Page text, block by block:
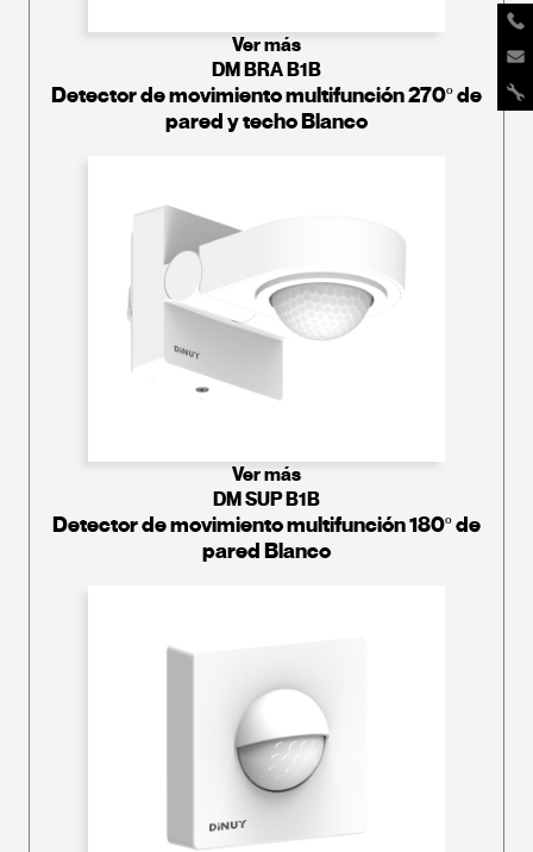
Ver más
DM BRA B1B
Detector de movimiento multifunción 270º de
pared y techo Blanco
Ver más
DM SUP B1B
Detector de movimiento multifunción 180º de
pared Blanco